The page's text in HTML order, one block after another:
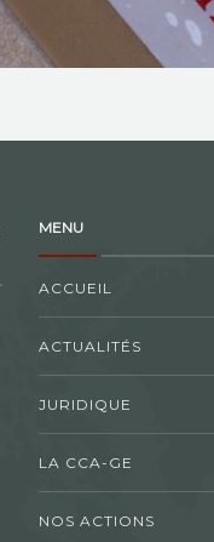
MENU
ACCUEIL
ACTUALITÉS
JURIDIQUE
LA CCA-GE
NOS ACTIONS